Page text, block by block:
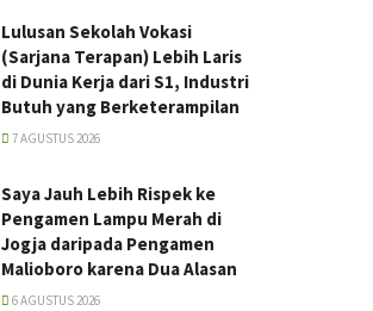
Lulusan Sekolah Vokasi
(Sarjana Terapan) Lebih Laris
di Dunia Kerja dari S1, Industri
Butuh yang Berketerampilan
7 AGUSTUS 2026
Saya Jauh Lebih Rispek ke
Pengamen Lampu Merah di
Jogja daripada Pengamen
Malioboro karena Dua Alasan
6 AGUSTUS 2026